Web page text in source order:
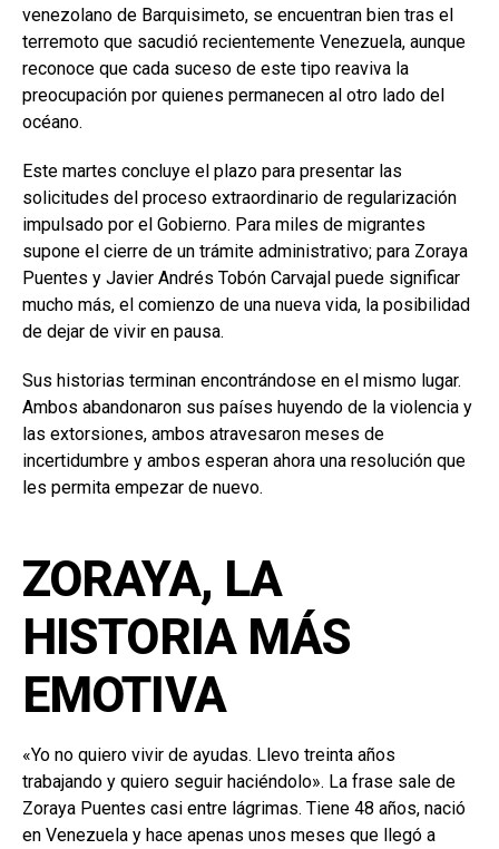
venezolano de Barquisimeto, se encuentran bien tras el
terremoto que sacudió recientemente Venezuela, aunque
reconoce que cada suceso de este tipo reaviva la
preocupación por quienes permanecen al otro lado del
océano.
Este martes concluye el plazo para presentar las
solicitudes del proceso extraordinario de regularización
impulsado por el Gobierno. Para miles de migrantes
supone el cierre de un trámite administrativo; para Zoraya
Puentes y Javier Andrés Tobón Carvajal puede significar
mucho más, el comienzo de una nueva vida, la posibilidad
de dejar de vivir en pausa.
Sus historias terminan encontrándose en el mismo lugar.
Ambos abandonaron sus países huyendo de la violencia y
las extorsiones, ambos atravesaron meses de
incertidumbre y ambos esperan ahora una resolución que
les permita empezar de nuevo.
ZORAYA, LA
HISTORIA MÁS
EMOTIVA
«Yo no quiero vivir de ayudas. Llevo treinta años
trabajando y quiero seguir haciéndolo». La frase sale de
Zoraya Puentes casi entre lágrimas. Tiene 48 años, nació
en Venezuela y hace apenas unos meses que llegó a